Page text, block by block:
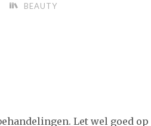
BEAUTY
Let wel goed op